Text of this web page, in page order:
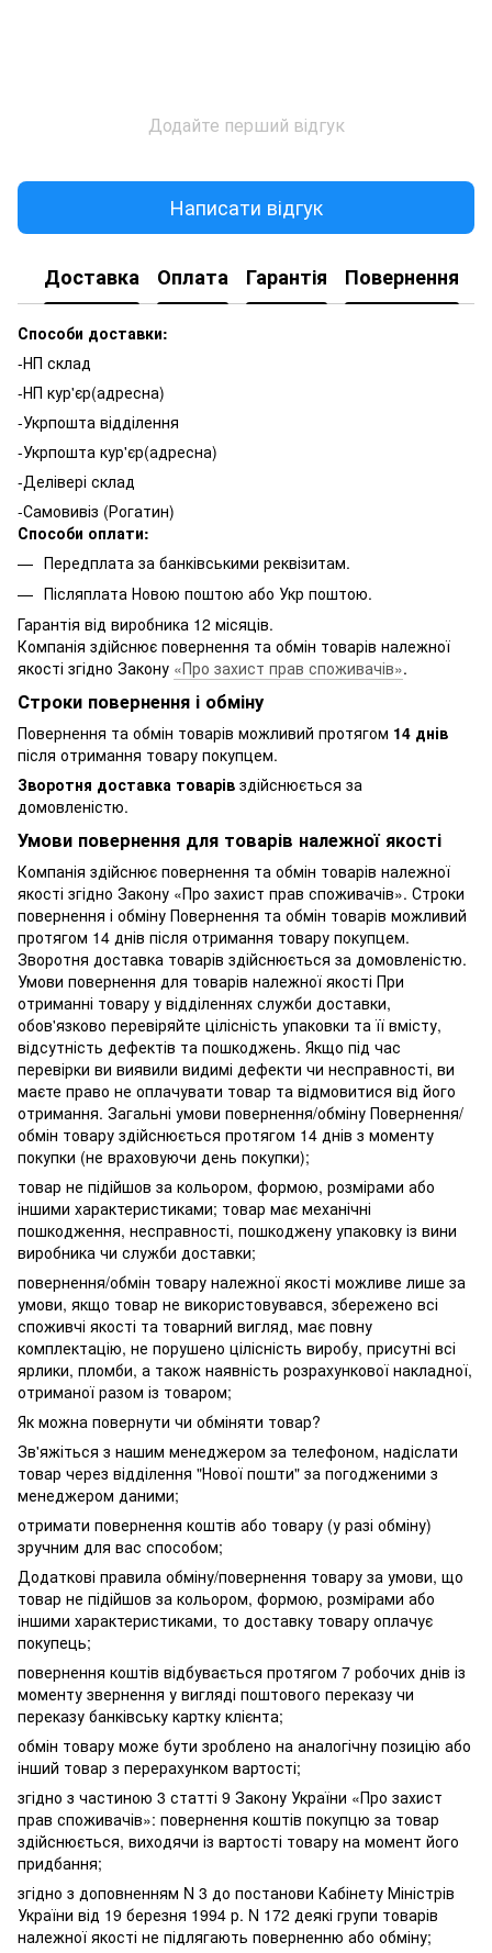
Додайте перший відгук
Написати відгук
Доставка Оплата Гарантія Повернення
Способи доставки:
-НП склад
-НП кур'єр(адресна)
-Укрпошта відділення
-Укрпошта кур'єр(адресна)
-Делівері склад
-Самовивіз (Рогатин)
Способи оплати:
Передплата за банківськими реквізитам.
Післяплата Новою поштою або Укр поштою.
Гарантія від виробника 12 місяців.
Компанія здійснює повернення та обмін товарів належної
якості згідно Закону «Про захист прав споживачів».
Строки повернення і обміну
Повернення та обмін товарів можливий протягом 14 днів
після отримання товару покупцем.
Зворотня доставка товарів здійснюється за
домовленістю.
Умови повернення для товарів належної якості
Компанія здійснює повернення та обмін товарів належної
якості згідно Закону «Про захист прав споживачів». Строки
повернення і обміну Повернення та обмін товарів можливий
протягом 14 днів після отримання товару покупцем.
Зворотня доставка товарів здійснюється за домовленістю.
Умови повернення для товарів належної якості При
отриманні товару у відділеннях служби доставки,
обов'язково перевіряйте цілісність упаковки та її вмісту,
відсутність дефектів та пошкоджень. Якщо під час
перевірки ви виявили видимі дефекти чи несправності, ви
маєте право не оплачувати товар та відмовитися від його
отримання. Загальні умови повернення/обміну Повернення/
обмін товару здійснюється протягом 14 днів з моменту
покупки (не враховуючи день покупки);
товар не підійшов за кольором, формою, розмірами або
іншими характеристиками; товар має механічні
пошкодження, несправності, пошкоджену упаковку із вини
виробника чи служби доставки;
повернення/обмін товару належної якості можливе лише за
умови, якщо товар не використовувався, збережено всі
споживчі якості та товарний вигляд, має повну
комплектацію, не порушено цілісність виробу, присутні всі
ярлики, пломби, а також наявність розрахункової накладної,
отриманої разом із товаром;
Як можна повернути чи обміняти товар?
Зв'яжіться з нашим менеджером за телефоном, надіслати
товар через відділення "Нової пошти" за погодженими з
менеджером даними;
отримати повернення коштів або товару (у разі обміну)
зручним для вас способом;
Додаткові правила обміну/повернення товару за умови, що
товар не підійшов за кольором, формою, розмірами або
іншими характеристиками, то доставку товару оплачує
покупець;
повернення коштів відбувається протягом 7 робочих днів із
моменту звернення у вигляді поштового переказу чи
переказу банківську картку клієнта;
обмін товару може бути зроблено на аналогічну позицію або
інший товар з перерахунком вартості;
згідно з частиною 3 статті 9 Закону України «Про захист
прав споживачів»: повернення коштів покупцю за товар
здійснюється, виходячи із вартості товару на момент його
придбання;
згідно з доповненням N 3 до постанови Кабінету Міністрів
України від 19 березня 1994 р. N 172 деякі групи товарів
належної якості не підлягають поверненню або обміну;